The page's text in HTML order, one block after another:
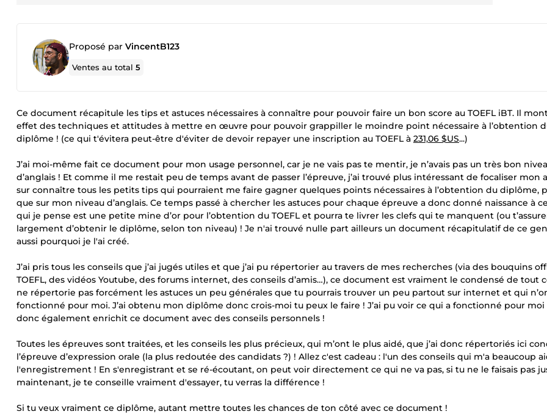
Proposé par VincentB123
Ventes au total5
Ce document récapitule les tips et astuces nécessaires à connaître pour pouvoir faire un bon score au TOEFL iBT. Il
effet des techniques et attitudes à mettre en œuvre pour pouvoir grappiller le moindre point nécessaire à l’obtention
diplôme ! (ce qui t'évitera peut-être d'éviter de devoir repayer une inscription au TOEFL à 231,06 $US...)
J’ai moi-même fait ce document pour mon usage personnel, car je ne vais pas te mentir, je n’avais pas un très bon
d’anglais ! Et comme il me restait peu de temps avant de passer l’épreuve, j’ai trouvé plus intéressant de focaliser mon
sur connaître tous les petits tips qui pourraient me faire gagner quelques points nécessaires à l’obtention du diplôme,
que sur mon niveau d’anglais. Ce temps passé à chercher les astuces pour chaque épreuve a donc donné naissance à
qui je pense est une petite mine d’or pour l’obtention du TOEFL et pourra te livrer les clefs qui te manquent (ou
largement d’obtenir le diplôme, selon ton niveau) ! Je n'ai trouvé nulle part ailleurs un document récapitulatif de ce
aussi pourquoi je l'ai créé.
J’ai pris tous les conseils que j’ai jugés utiles et que j’ai pu répertorier au travers de mes recherches (via des bouquins
TOEFL, des vidéos Youtube, des forums internet, des conseils d’amis…), ce document est vraiment le condensé de tout
ne répertorie pas forcément les astuces un peu générales que tu pourrais trouver un peu partout sur internet et qui
fonctionné pour moi. J’ai obtenu mon diplôme donc crois-moi tu peux le faire ! J’ai pu voir ce qui a fonctionné pour moi
donc également enrichit ce document avec des conseils personnels !
Toutes les épreuves sont traitées, et les conseils les plus précieux, qui m’ont le plus aidé, que j’ai donc répertoriés ici
l’épreuve d’expression orale (la plus redoutée des candidats ?) ! Allez c'est cadeau : l'un des conseils qui m'a beaucoup
l'enregistrement ! En s'enregistrant et se ré-écoutant, on peut voir directement ce qui ne va pas, si tu ne le faisais pas
maintenant, je te conseille vraiment d'essayer, tu verras la différence !
Si tu veux vraiment ce diplôme, autant mettre toutes les chances de ton côté avec ce document !